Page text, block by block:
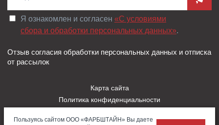
Я ознакомлен и согласен «C условиями
сбора и обработки персональных данных».
Отзыв согласия обработки персональных данных и отписка
от рассылок
Карта сайта
Политика конфиденциальности
Правила использования Cookies
Пользуясь сайтом ООО «ФАРБШТАЙН» Вы даете